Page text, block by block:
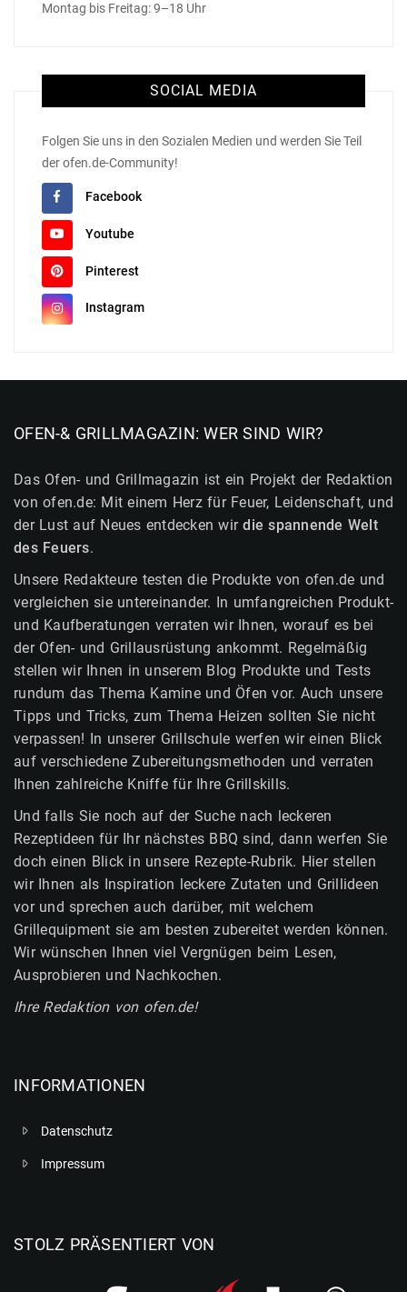
Montag bis Freitag: 9–18 Uhr
SOCIAL MEDIA
Folgen Sie uns in den Sozialen Medien und werden Sie Teil
der ofen.de-Community!
Facebook
Youtube
Pinterest
Instagram
OFEN-& GRILLMAGAZIN: WER SIND WIR?
Das Ofen- und Grillmagazin ist ein Projekt der Redaktion
von ofen.de: Mit einem Herz für Feuer, Leidenschaft, und
der Lust auf Neues entdecken wirdie spannende Welt
des Feuers.
Unsere Redakteure testen die Produkte von ofen.de und
vergleichen sie untereinander. In umfangreichen Produkt-
und Kaufberatungen verraten wir Ihnen, worauf es bei
der Ofen- und Grillausrüstung ankommt. Regelmäßig
stellen wir Ihnen in unserem Blog Produkte und Tests
rundum das Thema Kamine und Öfen vor. Auch unsere
Tipps und Tricks, zum Thema Heizen sollten Sie nicht
verpassen! In unserer Grillschule werfen wir einen Blick
auf verschiedene Zubereitungsmethoden und verraten
Ihnen zahlreiche Kniffe für Ihre Grillskills.
Und falls Sie noch auf der Suche nach leckeren
Rezeptideen für Ihr nächstes BBQ sind, dann werfen Sie
doch einen Blick in unsere Rezepte-Rubrik. Hier stellen
wir Ihnen als Inspiration leckere Zutaten und Grillideen
vor und sprechen auch darüber, mit welchem
Grillequipment sie am besten zubereitet werden können.
Wir wünschen Ihnen viel Vergnügen beim Lesen,
Ausprobieren und Nachkochen.
Ihre Redaktion von ofen.de!
INFORMATIONEN
Datenschutz
Impressum
STOLZ PRÄSENTIERT VON